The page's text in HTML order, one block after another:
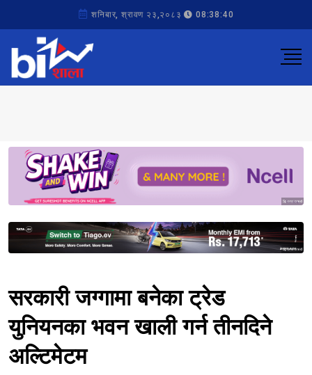
शनिबार, श्रावण २३,२०८३ 08:38:40
Sponsored
Sponsored
सरकारी जग्गामा बनेका ट्रेड
युनियनका भवन खाली गर्न तीनदिने
अल्टिमेटम